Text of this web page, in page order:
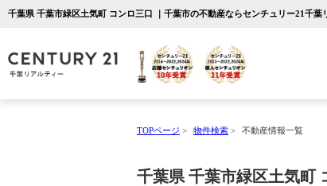
千葉県 千葉市緑区土気町 コンロ三口 ｜千葉市の不動産ならセンチュリー21千葉
TOPページ > 物件検索 > 不動産情報一覧
千葉県 千葉市緑区土気町